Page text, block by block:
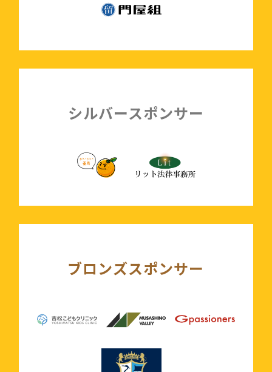
シルバースポンサー
ブロンズスポンサー